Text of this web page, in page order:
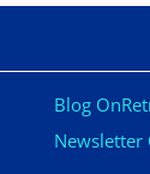
Blog
Newsletter